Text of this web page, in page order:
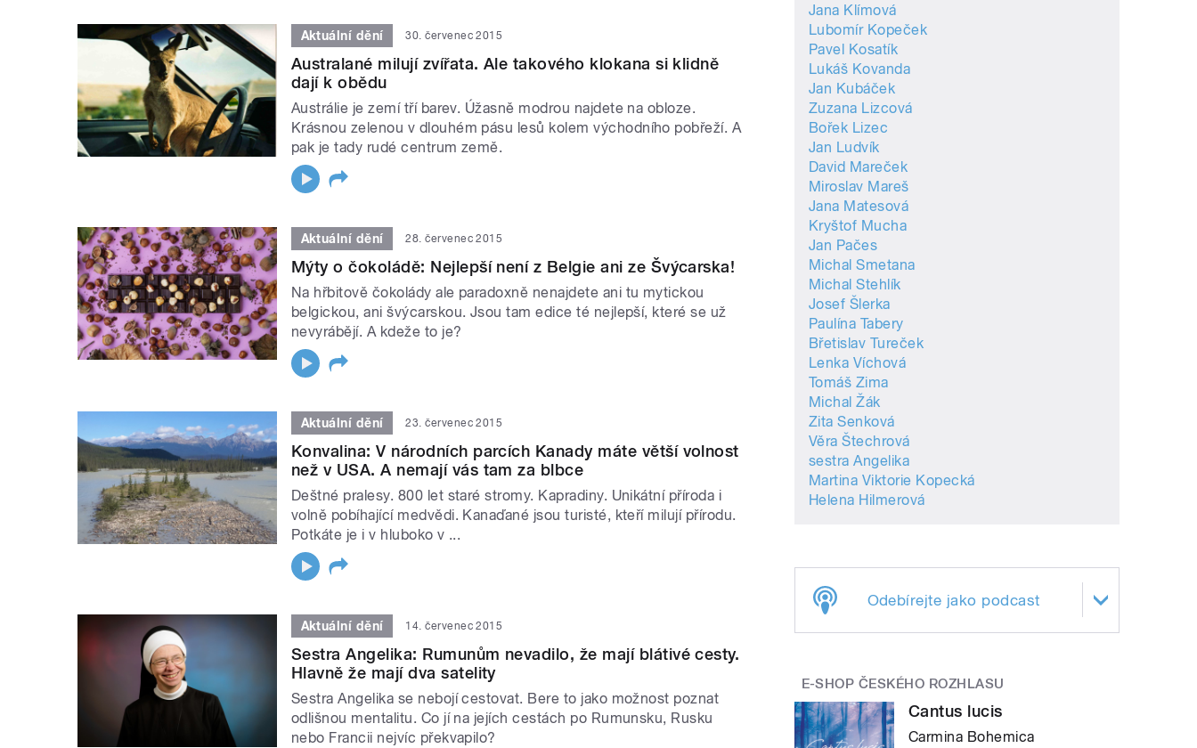
Aktuální dění 30. červenec 2015
Australané milují zvířata. Ale takového klokana si klidně
dají k obědu
Austrálie je zemí tří barev. Úžasně modrou najdete na obloze.
Krásnou zelenou v dlouhém pásu lesů kolem východního pobřeží. A
pak je tady rudé centrum země.
Aktuální dění 28. červenec 2015
Mýty o čokoládě: Nejlepší není z Belgie ani ze Švýcarska!
Na hřbitově čokolády ale paradoxně nenajdete ani tu mytickou
belgickou, ani švýcarskou. Jsou tam edice té nejlepší, které se už
nevyrábějí. A kdeže to je?
Aktuální dění 23. červenec 2015
Konvalina: V národních parcích Kanady máte větší volnost
než v USA. A nemají vás tam za blbce
Deštné pralesy. 800 let staré stromy. Kapradiny. Unikátní příroda i
volně pobíhající medvědi. Kanaďané jsou turisté, kteří milují přírodu.
Potkáte je i v hluboko v ...
Aktuální dění 14. červenec 2015
Sestra Angelika: Rumunům nevadilo, že mají blátivé cesty.
Hlavně že mají dva satelity
Sestra Angelika se nebojí cestovat. Bere to jako možnost poznat
odlišnou mentalitu. Co jí na jejích cestách po Rumunsku, Rusku
nebo Francii nejvíc překvapilo?
Jana Klímová
Lubomír Kopeček
Pavel Kosatík
Lukáš Kovanda
Jan Kubáček
Zuzana Lizcová
Bořek Lizec
Jan Ludvík
David Mareček
Miroslav Mareš
Jana Matesová
Kryštof Mucha
Jan Pačes
Michal Smetana
Michal Stehlík
Josef Šlerka
Paulína Tabery
Břetislav Tureček
Lenka Víchová
Tomáš Zima
Michal Žák
Zita Senková
Věra Štechrová
sestra Angelika
Martina Viktorie Kopecká
Helena Hilmerová
Odebírejte jako podcast
E-SHOP ČESKÉHO ROZHLASU
Cantus lucis
Carmina Bohemica